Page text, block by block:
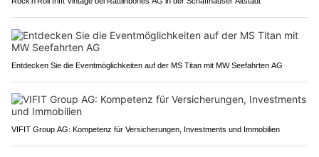
Entdecken Sie die Eventmöglichkeiten auf der MS Titan mit MW Seefahrten AG
VIFIT Group AG: Kompetenz für Versicherungen, Investments und Immobilien